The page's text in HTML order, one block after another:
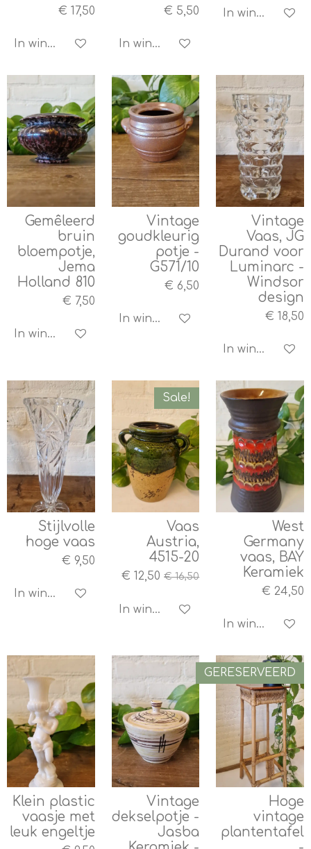
€ 17,50
In winkelwagen
€ 5,50
In winkelwagen
In winkelwagen
Gemêleerd
bruin
bloempotje,
Jema
Holland 810
€ 7,50
In winkelwagen
Vintage
goudkleurig
potje -
G571/10
€ 6,50
In winkelwagen
Vintage
Vaas, JG
Durand voor
Luminarc -
Windsor
design
€ 18,50
In winkelwagen
Stijlvolle
hoge vaas
€ 9,50
In winkelwagen
Sale!
Vaas
Austria,
4515-20
€ 12,50 € 16,50
In winkelwagen
West
Germany
vaas, BAY
Keramiek
€ 24,50
In winkelwagen
Klein plastic
vaasje met
leuk engeltje
Vintage
dekselpotje -
Jasba
GERESERVEERD
Hoge
vintage
plantentafel